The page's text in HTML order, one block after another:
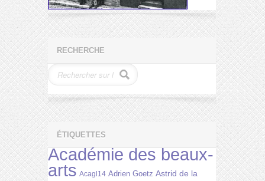
RECHERCHE
ÉTIQUETTES
Académie des beaux-
arts Acagl14 Adrien Goetz Astrid de la